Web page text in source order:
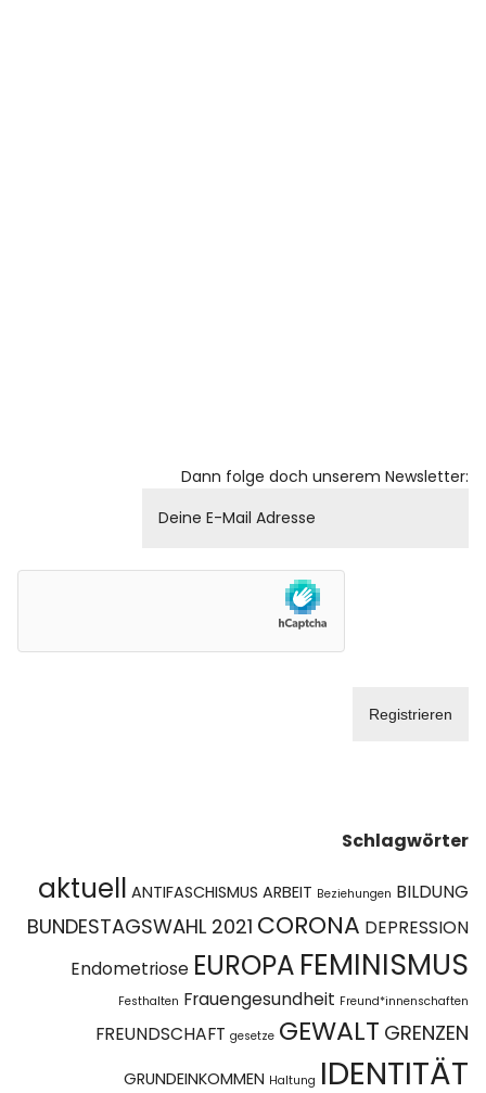
Dann folge doch unserem Newsletter:
Schlagwörter
aktuell ANTIFASCHISMUS ARBEIT Beziehungen BILDUNG
BUNDESTAGSWAHL 2021 CORONA DEPRESSION
Endometriose EUROPA FEMINISMUS
Festhalten Frauengesundheit Freund*innenschaften
FREUNDSCHAFT gesetze GEWALT GRENZEN
GRUNDEINKOMMEN Haltung IDENTITÄT